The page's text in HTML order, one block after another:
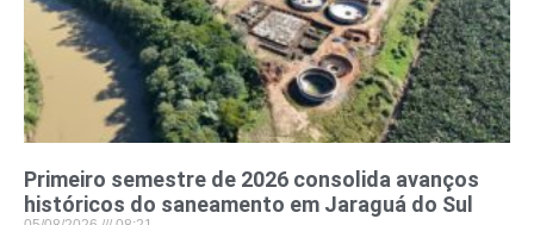
Primeiro semestre de 2026 consolida avanços
históricos do saneamento em Jaraguá do Sul